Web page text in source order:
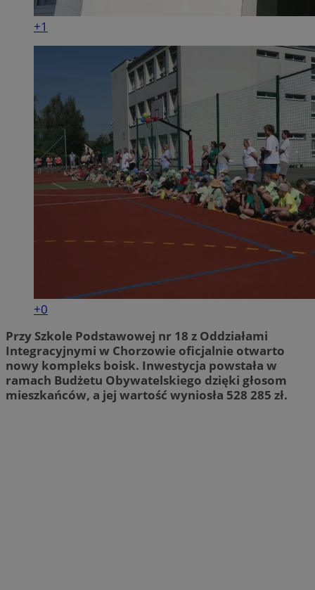
+1
+0
Przy Szkole Podstawowej nr 18 z Oddziałami
Integracyjnymi w Chorzowie oficjalnie otwarto
nowy kompleks boisk. Inwestycja powstała w
ramach Budżetu Obywatelskiego dzięki głosom
mieszkańców, a jej wartość wyniosła 528 285 zł.